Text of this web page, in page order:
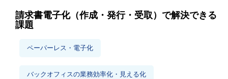
請求書電子化（作成・発行・受取）で解決できる
課題
ペーパーレス・電子化
バックオフィスの業務効率化・見える化